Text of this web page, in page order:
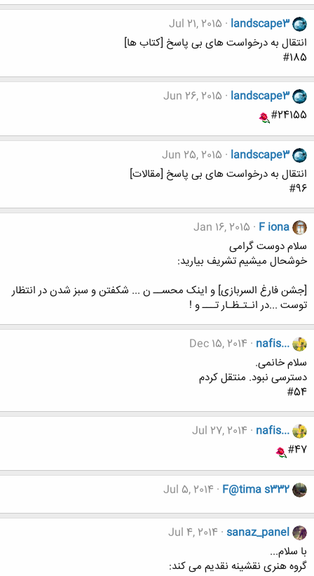
landscape3
Jul 21, 2015
انتقال به درخواست های بی پاسخ [کتاب ها]
#185
landscape3
Jun 26, 2015
#24155
landscape3
Jun 25, 2015
انتقال به درخواست های بی پاسخ [مقالات]
#96
F iona
Jan 16, 2015
سلام دوست گرامی
خوشحال میشیم تشریف بیارید:
[جشن فارغ السربازی] و اینک محســ ن ... شکفتن و سبز شدن در انتظار
توست ...در انـتـظـار تـــ و !
nafis...
Dec 15, 2014
سلام خانمی.
دسترسی نبود. منتقل کردم
#54
nafis...
Jul 27, 2014
#47
F@tima s332
Jul 5, 2014
sanaz_panel
Jul 4, 2014
با سلام...
گروه هنری نقشینه نقدیم می کند: